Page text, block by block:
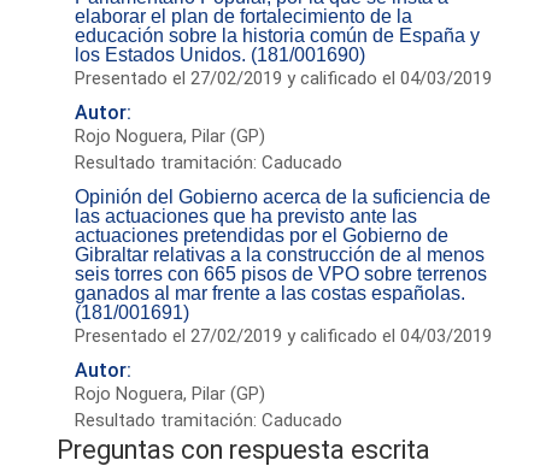
elaborar el plan de fortalecimiento de la
educación sobre la historia común de España y
los Estados Unidos. (181/001690)
Presentado el 27/02/2019 y calificado el 04/03/2019
Autor:
Rojo Noguera, Pilar (GP)
Resultado tramitación: Caducado
Opinión del Gobierno acerca de la suficiencia de
las actuaciones que ha previsto ante las
actuaciones pretendidas por el Gobierno de
Gibraltar relativas a la construcción de al menos
seis torres con 665 pisos de VPO sobre terrenos
ganados al mar frente a las costas españolas.
(181/001691)
Presentado el 27/02/2019 y calificado el 04/03/2019
Autor:
Rojo Noguera, Pilar (GP)
Resultado tramitación: Caducado
Preguntas con respuesta escrita